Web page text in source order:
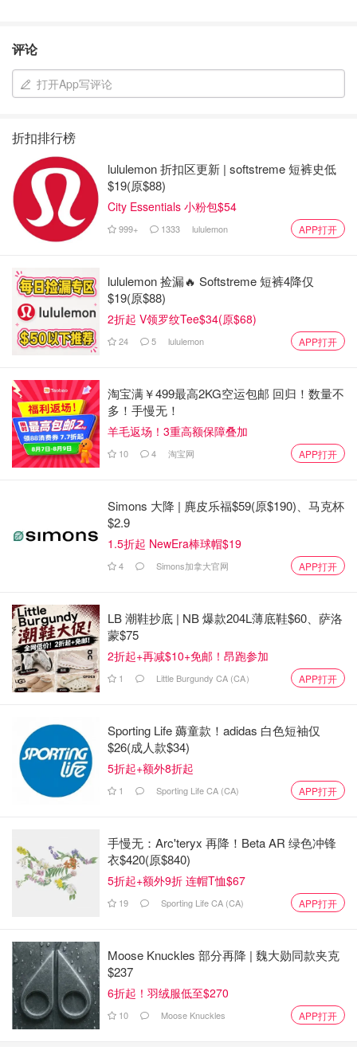
评论
打开App写评论
折扣排行榜
lululemon 折扣区更新 | softstreme 短裤史低
$19(原$88)
City Essentials 小粉包$54
999+ 1333 lululemon APP打开
lululemon 捡漏🔥 Softstreme 短裤4降仅
$19(原$88)
2折起 V领罗纹Tee$34(原$68)
24 5 lululemon APP打开
淘宝满￥499最高2KG空运包邮 回归！数量不
多！手慢无！
羊毛返场！3重高额保障叠加
10 4 淘宝网 APP打开
Simons 大降 | 麂皮乐福$59(原$190)、马克杯
$2.9
1.5折起 NewEra棒球帽$19
4 Simons加拿大官网 APP打开
LB 潮鞋抄底 | NB 爆款204L薄底鞋$60、萨洛
蒙$75
2折起+再减$10+免邮！昂跑参加
1 Little Burgundy CA (CA） APP打开
Sporting Life 薅童款！adidas 白色短袖仅
$26(成人款$34)
5折起+额外8折起
1 Sporting Life CA (CA) APP打开
手慢无：Arc'teryx 再降！Beta AR 绿色冲锋
衣$420(原$840)
5折起+额外9折 连帽T恤$67
19 Sporting Life CA (CA) APP打开
Moose Knuckles 部分再降 | 魏大勋同款夹克
$237
6折起！羽绒服低至$270
10 Moose Knuckles APP打开